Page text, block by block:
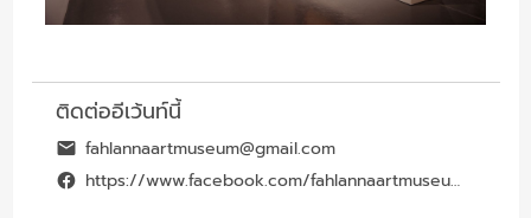
ติดต่ออีเว้นท์นี้
fahlannaartmuseum@gmail.com
https://www.facebook.com/fahlannaartmuseum/